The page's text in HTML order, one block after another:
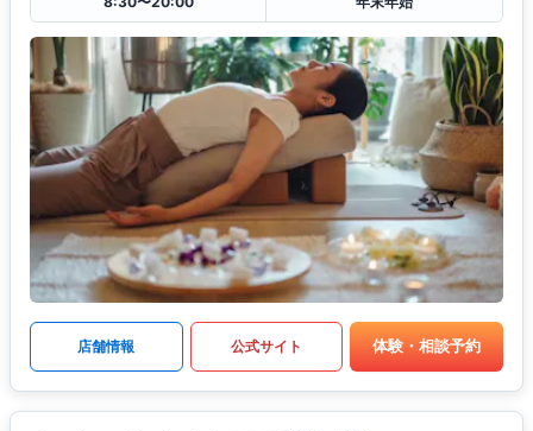
店舗情報 公式サイト 体験・相談予約